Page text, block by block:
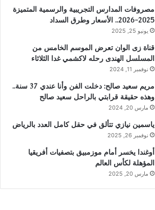
مصروفات المدارس التجريبية والرسمية المتميزة
2025-2026.. الأسعار وطرق السداد
يونيو 25, 2025
قناة زى الوان تعرض الموسم الخامس من
المسلسل الهندى رحله لاكشمي غدا الثلاثاء
نوفمبر 11, 2024
مريم سعيد صالح: دخلت الفن وأنا عندي 37 سنة..
وهذه حقيقة قرابتي بالراحل سعيد صالح
مارس 20, 2024
ياسمين نيازي تتألق في حقل كامل العدد بالرياض
نوفمبر 26, 2025
أوغندا يخسر أمام موزمبيق بتصفيات أفريقيا
المؤهلة لكأس العالم
مارس 20, 2025